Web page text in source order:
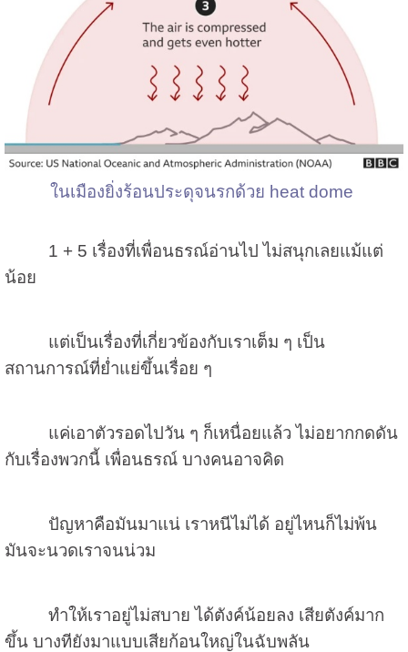
ในเมืองยิ่งร้อนประดุจนรกด้วย heat dome
1 + 5 เรื่องที่เพื่อนธรณ์อ่านไป ไม่สนุกเลยแม้แต่
น้อย
แต่เป็นเรื่องที่เกี่ยวข้องกับเราเต็ม ๆ เป็น
สถานการณ์ที่ย่ำแย่ขึ้นเรื่อย ๆ
แค่เอาตัวรอดไปวัน ๆ ก็เหนื่อยแล้ว ไม่อยากกดดัน
กับเรื่องพวกนี้ เพื่อนธรณ์ บางคนอาจคิด
ปัญหาคือมันมาแน่ เราหนีไม่ได้ อยู่ไหนก็ไม่พ้น
มันจะนวดเราจนน่วม
ทำให้เราอยู่ไม่สบาย ได้ตังค์น้อยลง เสียตังค์มาก
ขึ้น บางทียังมาแบบเสียก้อนใหญ่ในฉับพลัน